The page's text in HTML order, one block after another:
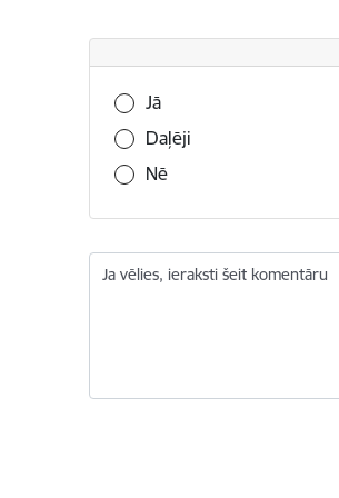
Vai šī informācija bija
Jā
Daļēji
Nē
Ja vēlies, ieraksti šeit komentāru